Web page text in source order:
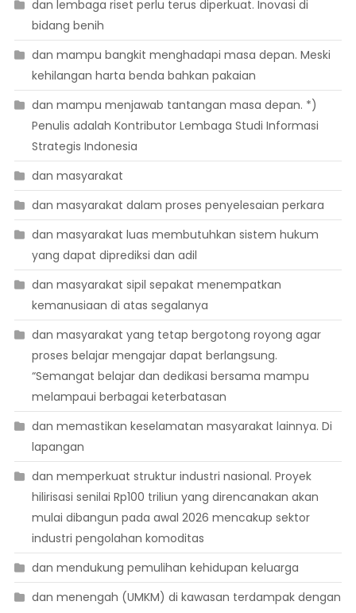
dan lembaga riset perlu terus diperkuat. Inovasi di
bidang benih
dan mampu bangkit menghadapi masa depan. Meski
kehilangan harta benda bahkan pakaian
dan mampu menjawab tantangan masa depan. *)
Penulis adalah Kontributor Lembaga Studi Informasi
Strategis Indonesia
dan masyarakat
dan masyarakat dalam proses penyelesaian perkara
dan masyarakat luas membutuhkan sistem hukum
yang dapat diprediksi dan adil
dan masyarakat sipil sepakat menempatkan
kemanusiaan di atas segalanya
dan masyarakat yang tetap bergotong royong agar
proses belajar mengajar dapat berlangsung.
“Semangat belajar dan dedikasi bersama mampu
melampaui berbagai keterbatasan
dan memastikan keselamatan masyarakat lainnya. Di
lapangan
dan memperkuat struktur industri nasional. Proyek
hilirisasi senilai Rp100 triliun yang direncanakan akan
mulai dibangun pada awal 2026 mencakup sektor
industri pengolahan komoditas
dan mendukung pemulihan kehidupan keluarga
dan menengah (UMKM) di kawasan terdampak dengan